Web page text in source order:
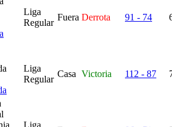
Liga
Regular
Fuera Derrota 91 - 74
Liga
Regular
Casa Victoria 112 - 87
Liga